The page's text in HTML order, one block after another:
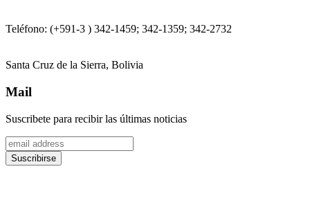
Teléfono: (+591-3 ) 342-1459; 342-1359; 342-2732
Santa Cruz de la Sierra, Bolivia
Mail
Suscribete para recibir las últimas noticias